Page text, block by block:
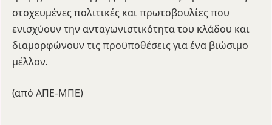
στοχευμένες πολιτικές και πρωτοβουλίες που
ενισχύουν την ανταγωνιστικότητα του κλάδου και
διαμορφώνουν τις προϋποθέσεις για ένα βιώσιμο
μέλλον.
(από ΑΠΕ-ΜΠΕ)